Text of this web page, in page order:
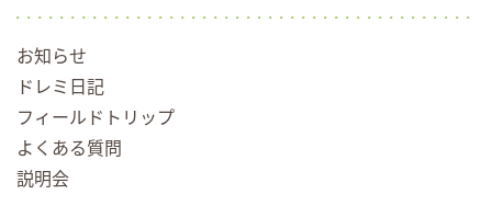
お知らせ
ドレミ日記
フィールドトリップ
よくある質問
説明会